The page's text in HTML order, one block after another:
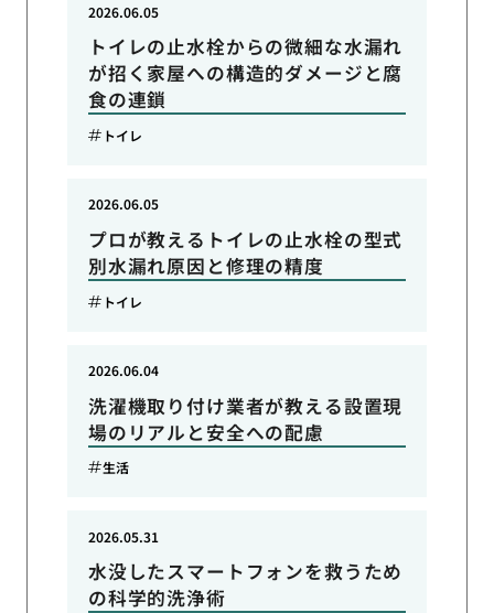
トイレの止水栓からの微細な水漏れ
が招く家屋への構造的ダメージと腐
食の連鎖
2026.06.05
トイレ
プロが教えるトイレの止水栓の型式
別水漏れ原因と修理の精度
2026.06.05
トイレ
洗濯機取り付け業者が教える設置現
場のリアルと安全への配慮
2026.06.04
生活
水没したスマートフォンを救うため
の科学的洗浄術
2026.05.31